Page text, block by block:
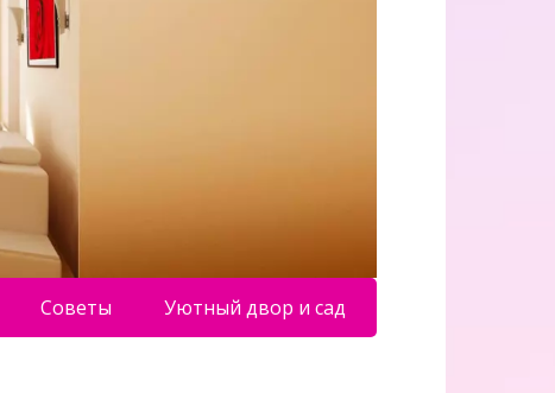
Советы Уютный двор и сад